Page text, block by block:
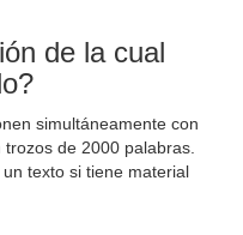
de la cual
simultáneamente con
de 2000 palabras.
texto si tiene material